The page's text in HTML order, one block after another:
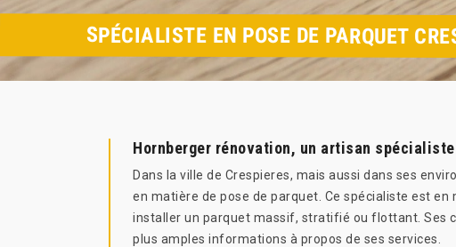
SPÉCIALISTE EN POSE DE PARQUET
Hornberger rénovation, un artisan
Dans la ville de Crespieres, mais aussi dans ses
en matière de pose de parquet. Ce spécialiste est
installer un parquet massif, stratifié ou flottant. Ses
plus amples informations à propos de ses services.